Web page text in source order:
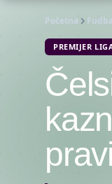
Početna
PREMIJER